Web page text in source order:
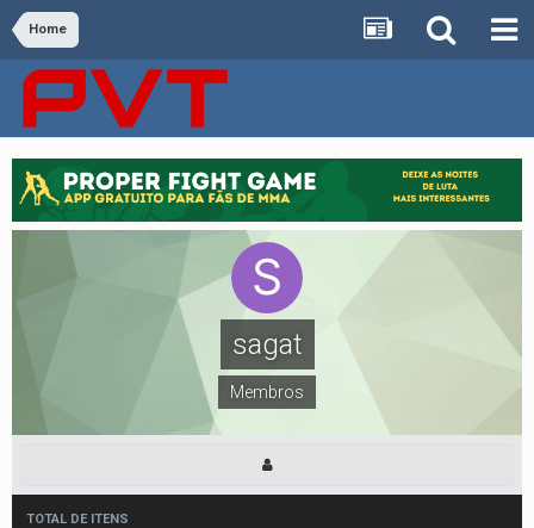
Home
sagat
Membros
TOTAL DE ITENS